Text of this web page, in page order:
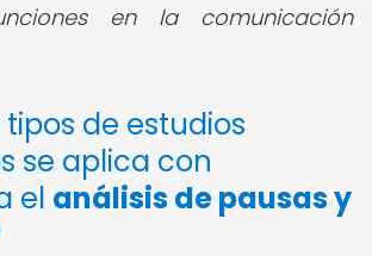
en la comunicación
tipos de estudios
se aplica con
el análisis de pausas y